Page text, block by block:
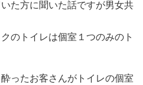
た方に聞いた話ですが男女共
のトイレは個室１つのみのト
ったお客さんがトイレの個室